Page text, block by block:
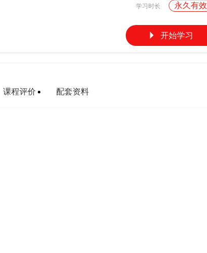
学习时长 永久有效
 开始学习
课程评价 配套资料